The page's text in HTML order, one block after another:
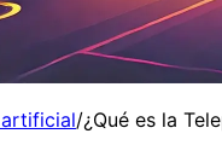
/¿Qué es la